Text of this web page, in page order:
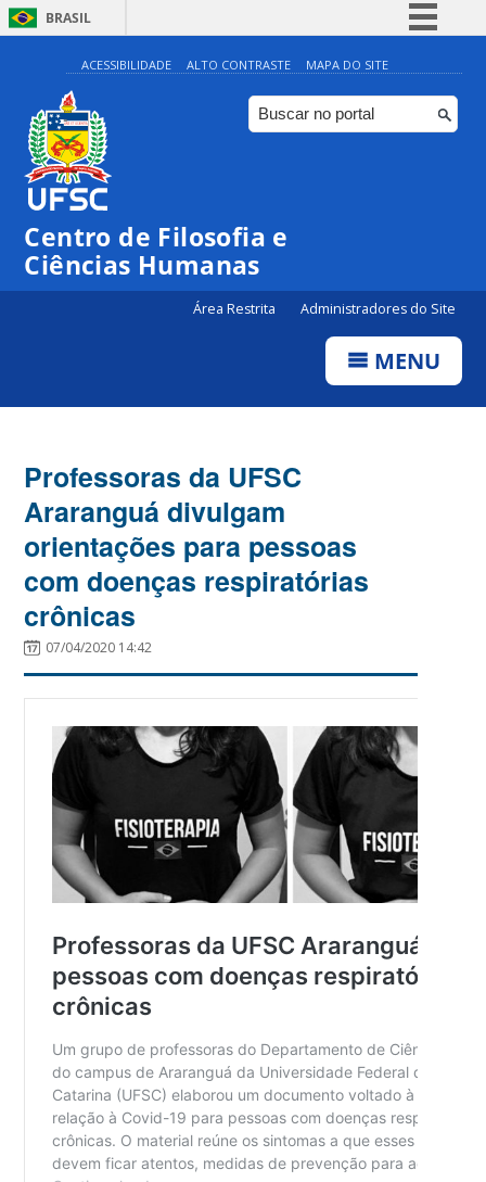
BRASIL
Simplifique!
Comunica BR
Participe
ACESSIBILIDADE ALTO CONTRASTE MAPA DO SITE
Centro de Filosofia e
Ciências Humanas
Área Restrita Administradores do Site
MENU
Professoras da UFSC
Araranguá divulgam
orientações para pessoas
com doenças respiratórias
crônicas
07/04/2020 14:42